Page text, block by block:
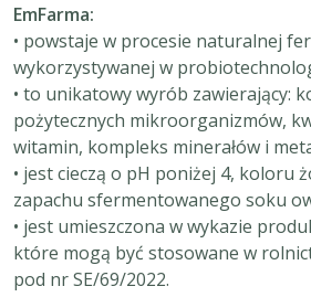
EmFarma:
• powstaje w procesie naturalnej
wykorzystywanej w
• to unikatowy wyrób zawierający:
pożytecznych mikroorganizmów,
witamin, kompleks minerałów i
• jest cieczą o pH poniżej 4, koloru
zapachu sfermentowanego soku
• jest umieszczona w wykazie
które mogą być stosowane w
pod nr SE/69/2022.